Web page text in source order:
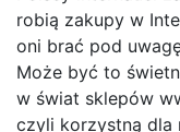
robią zakupy w
oni brać pod
Może być to
w świat sklepów
czyli korzystną dla